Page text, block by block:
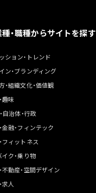
種・職種からサイトを探す
ション・トレンド
ン・ブランディング
・組織文化・価値観
趣味
自治体・行政
金融・フィンテック
フィットネス
イク・乗り物
不動産・空間デザイン
求人